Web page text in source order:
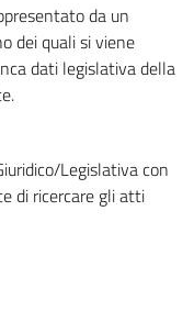
da un
dei quali si viene
dati legislativa della
Legislativa con
di ricercare gli atti